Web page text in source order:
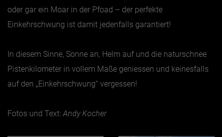
oder gar ein Moar in der Pfoad – der perfekte
Einkehrschwung ist damit jedenfalls garantiert!
In diesem Sinne, Sonne an, Helm auf und die naturschnee
Pistenkilometer in vollem Maße geniessen und keinesfalls
auf den „Einkehrschwung“ vergessen!
Fotos und Text: Andy Kocher